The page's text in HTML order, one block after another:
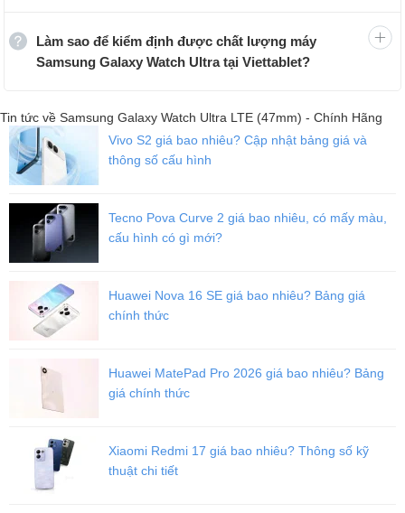
cùng phần vỏ hình vuông tạo nên vẻ ngoài cứng cáp và khỏe
khoắn.
Phần vỏ bên ngoài được chế tạo từ chất liệu Titan cao cấp, giúp
thiết bị có khả năng chống chịu ấn tượng trong mọi điều kiện khắc
yêu thích sự năng động và du lịch. Đây chắc chắn là người bạn
đồng hành lý tưởng cho các hoạt động mạnh mẽ và đầy thử thách.
Làm sao để kiểm định được chất lượng máy
Samsung Galaxy Watch Ultra tại Viettablet?
Tin tức về Samsung Galaxy Watch Ultra LTE (47mm) - Chính Hãng
Vivo S2 giá bao nhiêu? Cập nhật bảng giá và
thông số cấu hình
Tecno Pova Curve 2 giá bao nhiêu, có mấy màu,
cấu hình có gì mới?
Huawei Nova 16 SE giá bao nhiêu? Bảng giá
chính thức
Huawei MatePad Pro 2026 giá bao nhiêu? Bảng
giá chính thức
Xiaomi Redmi 17 giá bao nhiêu? Thông số kỹ
thuật chi tiết